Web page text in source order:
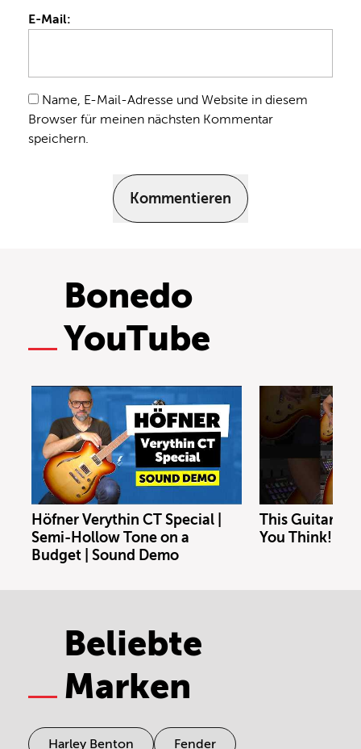
E-Mail:
Name, E-Mail-Adresse und Website in diesem
Browser für meinen nächsten Kommentar
speichern.
Kommentieren
Bonedo
YouTube
Höfner Verythin CT Special |
Semi-Hollow Tone on a
Budget | Sound Demo
This Guitar
You Think!
Beliebte
Marken
Harley Benton Fender